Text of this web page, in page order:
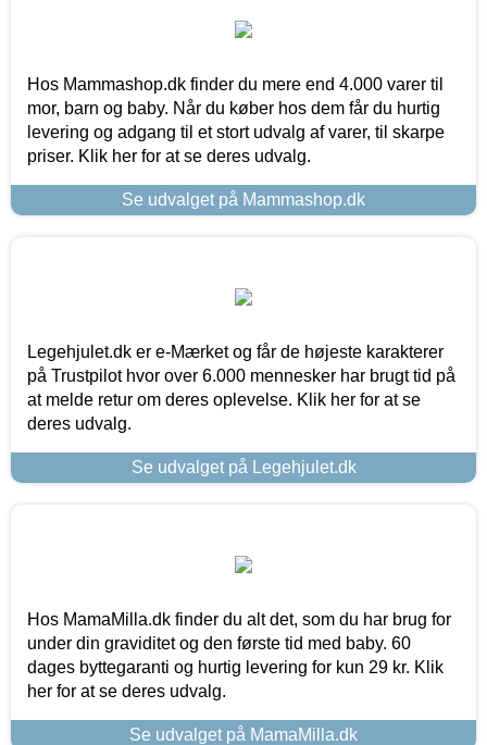
Hos Mammashop.dk finder du mere end 4.000 varer til
mor, barn og baby. Når du køber hos dem får du hurtig
levering og adgang til et stort udvalg af varer, til skarpe
priser. Klik her for at se deres udvalg.
Se udvalget på Mammashop.dk
Legehjulet.dk er e-Mærket og får de højeste karakterer
på Trustpilot hvor over 6.000 mennesker har brugt tid på
at melde retur om deres oplevelse. Klik her for at se
deres udvalg.
Se udvalget på Legehjulet.dk
Hos MamaMilla.dk finder du alt det, som du har brug for
under din graviditet og den første tid med baby. 60
dages byttegaranti og hurtig levering for kun 29 kr. Klik
her for at se deres udvalg.
Se udvalget på MamaMilla.dk